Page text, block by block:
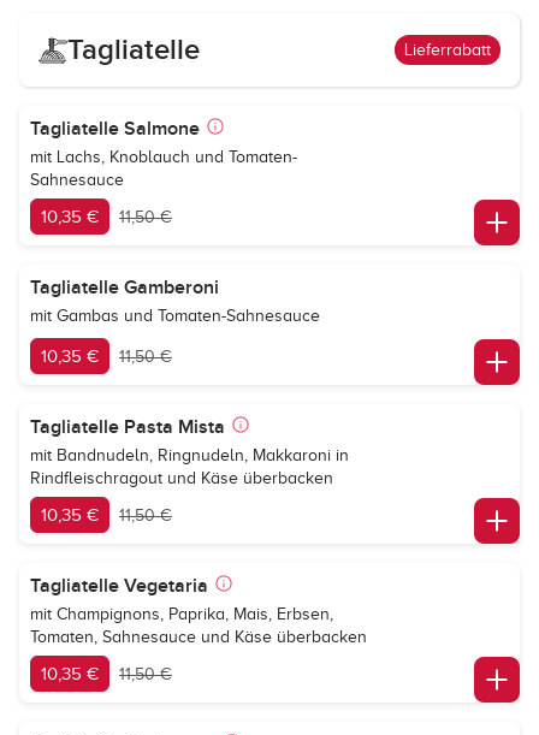
Tagliatelle Lieferrabatt
Tagliatelle Salmone
mit Lachs, Knoblauch und Tomaten-
Sahnesauce
10,35 € 11,50 €
Tagliatelle Gamberoni
mit Gambas und Tomaten-Sahnesauce
10,35 € 11,50 €
Tagliatelle Pasta Mista
mit Bandnudeln, Ringnudeln, Makkaroni in
Rindfleischragout und Käse überbacken
10,35 € 11,50 €
Tagliatelle Vegetaria
mit Champignons, Paprika, Mais, Erbsen,
Tomaten, Sahnesauce und Käse überbacken
10,35 € 11,50 €